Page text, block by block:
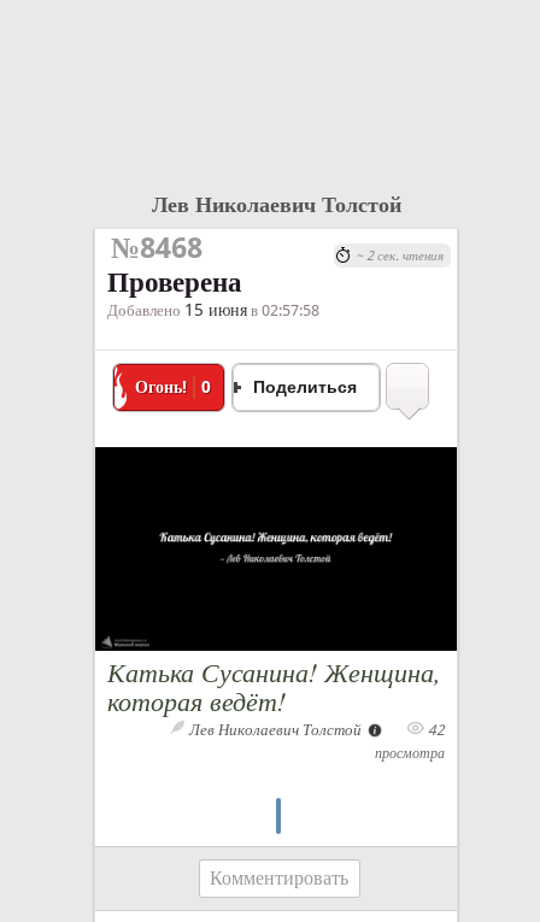
Лев Николаевич Толстой
№8468
Проверена
Добавлено 15 июня в 02:57:58
Огонь! 0 Поделиться
Катька Сусанина! Женщина,
которая ведёт!
Лев Николаевич Толстой
42
просмотра
~ 2 сек. чтения
Комментировать